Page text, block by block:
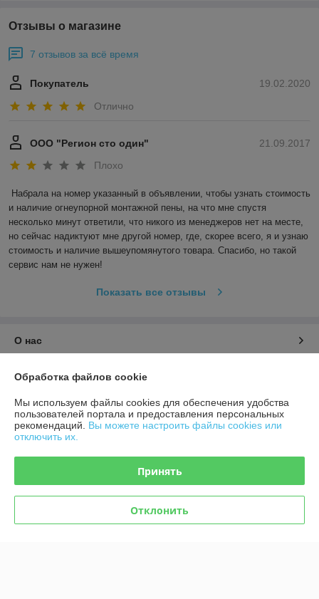
Отзывы о магазине
7 отзывов за всё время
19.02.2020
Покупатель
Отлично
21.09.2017
ООО "Регион сто один"
Плохо
Набрала на номер указанный в объявлении, чтобы узнать стоимость
и наличие огнеупорной монтажной пены, на что мне спустя
несколько минут ответили, что никого из менеджеров нет на месте,
но сейчас надиктуют мне другой номер, где, скорее всего, я и узнаю
стоимость и наличие вышеупомянутого товара. Спасибо, но такой
сервис нам не нужен!
Показать все отзывы
О нас
Контакты
Доставка и оплата
График работы
Политика обработки cookies
Обработка файлов cookie
Мы используем файлы cookies для обеспечения удобства
пользователей портала и предоставления персональных
рекомендаций. Вы можете настроить файлы cookies или
отключить их.
Принять
Отклонить